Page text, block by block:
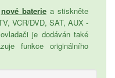
nové bateriea stiskněte
VCR/DVD, SAT, AUX -
je dodáván také
funkce originálního